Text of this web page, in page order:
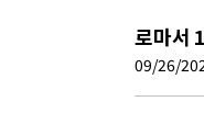
로마서
09/26/